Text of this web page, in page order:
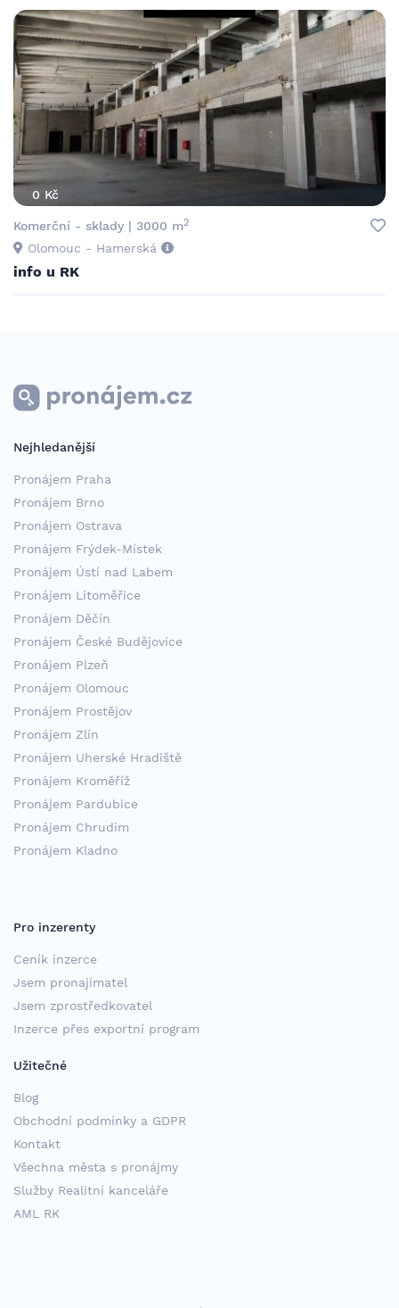
0 Kč
Komerční - sklady | 3000 m2
Olomouc - Hamerská
info u RK
Nejhledanější
Pronájem Praha
Pronájem Brno
Pronájem Ostrava
Pronájem Frýdek-Místek
Pronájem Ústí nad Labem
Pronájem Litoměřice
Pronájem Děčín
Pronájem České Budějovice
Pronájem Plzeň
Pronájem Olomouc
Pronájem Prostějov
Pronájem Zlín
Pronájem Uherské Hradiště
Pronájem Kroměříž
Pronájem Pardubice
Pronájem Chrudim
Pronájem Kladno
Pro inzerenty
Ceník inzerce
Jsem pronajímatel
Jsem zprostředkovatel
Inzerce přes exportní program
Užitečné
Blog
Obchodní podmínky a GDPR
Kontakt
Všechna města s pronájmy
Služby Realitní kanceláře
AML RK